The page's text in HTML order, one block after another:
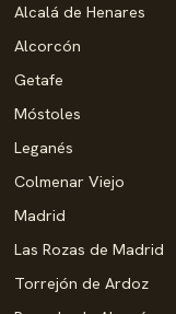
Alcalá de Henares
Alcorcón
Getafe
Móstoles
Leganés
Colmenar Viejo
Madrid
Las Rozas de Madrid
Torrejón de Ardoz